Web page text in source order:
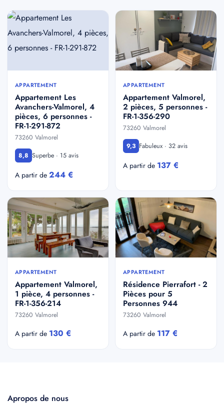
APPARTEMENT
Appartement Les
Avanchers-Valmorel, 4
pièces, 6 personnes -
FR-1-291-872
73260 Valmorel
8,8 Superbe · 15 avis
A partir de 244 €
APPARTEMENT
Appartement Valmorel,
2 pièces, 5 personnes -
FR-1-356-290
73260 Valmorel
9,3 Fabuleux · 32 avis
A partir de 137 €
APPARTEMENT
Appartement Valmorel,
1 pièce, 4 personnes -
FR-1-356-214
73260 Valmorel
A partir de 130 €
APPARTEMENT
Résidence Pierrafort - 2
Pièces pour 5
Personnes 944
73260 Valmorel
A partir de 117 €
Apropos de nous